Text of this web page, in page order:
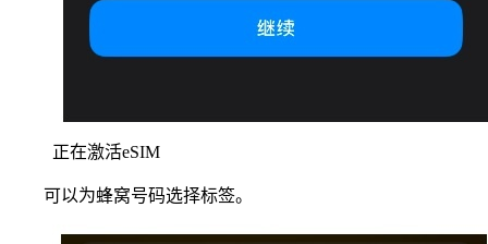
正在激活eSIM
可以为蜂窝号码选择标签。